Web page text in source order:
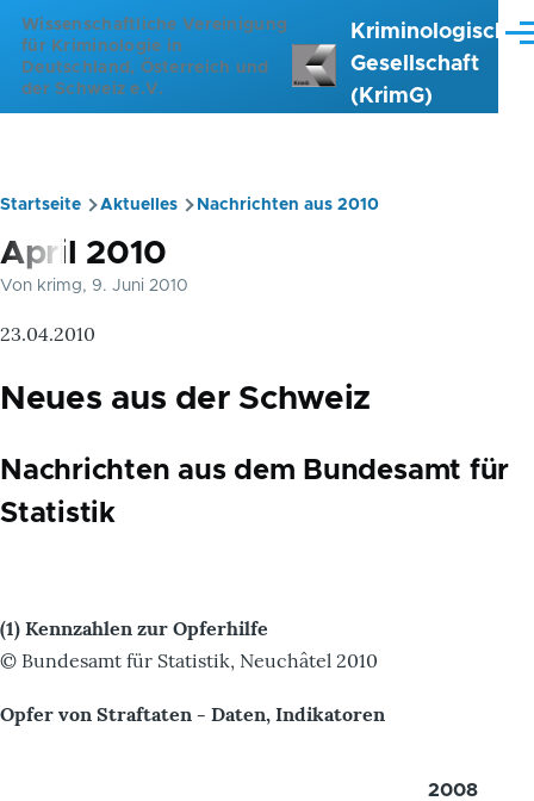
Direkt zum Inhalt
Wissenschaftliche Vereinigung
für Kriminologie in
Deutschland, Österreich und
der Schweiz e.V.
Kriminologische
Gesellschaft
(KrimG)
Pfadnavigation
Startseite Aktuelles Nachrichten aus 2010
April 2010
Von krimg, 9. Juni 2010
23.04.2010
Neues aus der Schweiz
Nachrichten aus dem Bundesamt für
Statistik
(1) Kennzahlen zur Opferhilfe
© Bundesamt für Statistik, Neuchâtel 2010
Opfer von Straftaten - Daten, Indikatoren
2008